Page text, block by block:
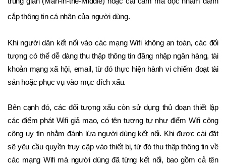
cắp thông tin cá nhân của người dùng.
Khi người dân kết nối vào các mạng Wifi không an toàn, các đối
tượng có thể dễ dàng thu thập thông tin đăng nhập ngân hàng, tài
khoản mạng xã hội, email, từ đó thực hiện hành vi chiếm đoạt tài
sản hoặc phục vụ vào mục đích xấu.
Bên cạnh đó, các đối tượng xấu còn sử dụng thủ đoạn thiết lập
các điểm phát Wifi giả mạo, có tên tương tự như điểm Wifi công
cộng uy tín nhằm đánh lừa người dùng kết nối. Khi được cài đặt
sẽ yêu cầu quyền truy cập vào thiết bị, từ đó thu thập thông tin về
các mạng Wifi mà người dùng đã từng kết nối, bao gồm cả tên